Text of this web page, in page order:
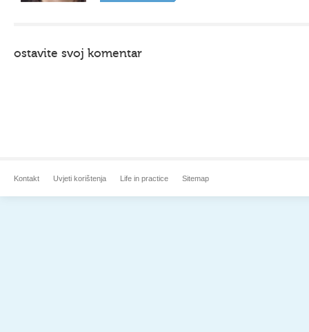
ostavite svoj komentar
Kontakt Uvjeti korištenja Life in practice Sitemap